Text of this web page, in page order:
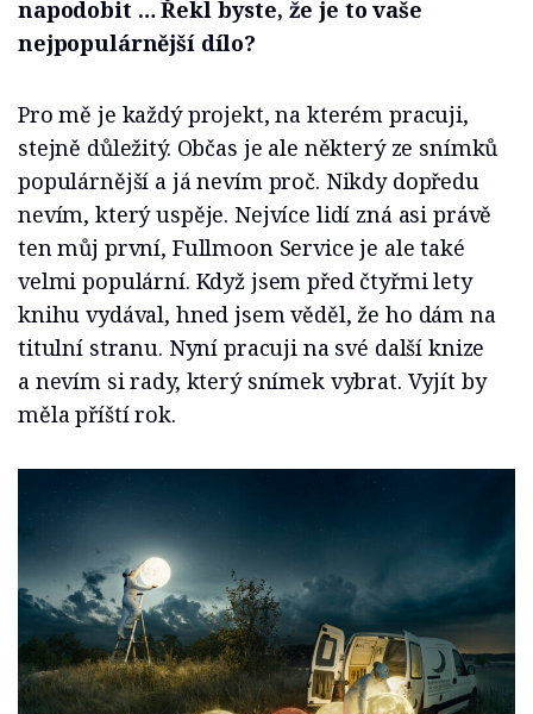
napodobit … Řekl byste, že je to vaše
nejpopulárnější dílo?
Pro mě je každý projekt, na kterém pracuji,
stejně důležitý. Občas je ale některý ze snímků
populárnější a já nevím proč. Nikdy dopředu
nevím, který uspěje. Nejvíce lidí zná asi právě
ten můj první, Fullmoon Service je ale také
velmi populární. Když jsem před čtyřmi lety
knihu vydával, hned jsem věděl, že ho dám na
titulní stranu. Nyní pracuji na své další knize
a nevím si rady, který snímek vybrat. Vyjít by
měla příští rok.